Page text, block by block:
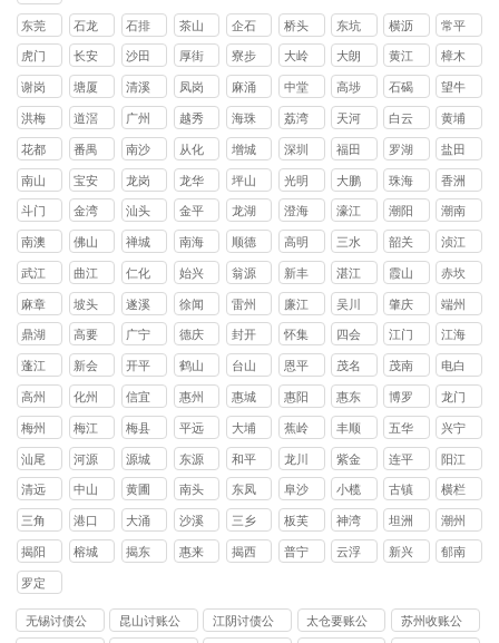
东莞
石龙
镇
石排
镇
茶山
镇
企石
镇
桥头
镇
东坑
镇
横沥
镇
常平
镇
虎门
镇
长安
镇
沙田
镇
厚街
镇
寮步
镇
大岭
山镇
大朗
镇
黄江
镇
樟木
头镇
谢岗
镇
塘厦
镇
清溪
镇
凤岗
镇
麻涌
镇
中堂
镇
高埗
镇
石碣
镇
望牛
墩镇
洪梅
镇
道滘
镇
广州
越秀
区
海珠
区
荔湾
区
天河
区
白云
区
黄埔
区
花都
区
番禺
区
南沙
区
从化
区
增城
区
深圳
福田
区
罗湖
区
盐田
区
南山
区
宝安
区
龙岗
区
龙华
区
坪山
区
光明
区
大鹏
新区
珠海
香洲
区
斗门
区
金湾
区
汕头
金平
区
龙湖
区
澄海
区
濠江
区
潮阳
区
潮南
区
南澳
县
佛山
禅城
区
南海
区
顺德
区
高明
区
三水
区
韶关
浈江
区
武江
区
曲江
区
仁化
县
始兴
县
翁源
县
新丰
县
湛江
霞山
区
赤坎
区
麻章
区
坡头
区
遂溪
县
徐闻
县
雷州
市
廉江
市
吴川
市
肇庆
端州
区
鼎湖
区
高要
区
广宁
县
德庆
县
封开
县
怀集
县
四会
市
江门
江海
区
蓬江
区
新会
区
开平
县
鹤山
县
台山
县
恩平
县
茂名
茂南
区
电白
区
高州
市
化州
市
信宜
市
惠州
惠城
区
惠阳
区
惠东
县
博罗
县
龙门
县
梅州
梅江
区
梅县
区
平远
县
大埔
县
蕉岭
县
丰顺
县
五华
县
兴宁
市
汕尾 河源
源城
区
东源
县
和平
县
龙川
县
紫金
县
连平
县
阳江
清远 中山
黄圃
镇
南头
镇
东凤
镇
阜沙
镇
小榄
镇
古镇
镇
横栏
镇
三角
镇
港口
镇
大涌
镇
沙溪
镇
三乡
镇
板芙
镇
神湾
镇
坦洲
镇
潮州
揭阳
榕城
揭东
惠来
揭西
普宁
云浮
新兴
郁南
罗定
市
无锡讨债公
昆山讨账公
江阴讨债公
太仓要账公
苏州收账公